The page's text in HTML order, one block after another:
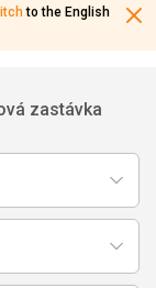
to the English
zastávka